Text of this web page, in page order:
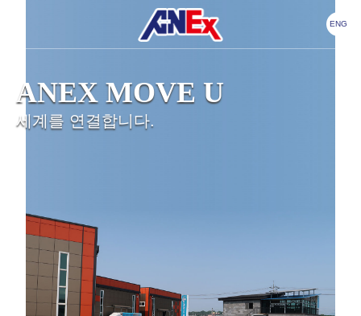
ENG
ANEX MOVE U
세계를 연결합니다.